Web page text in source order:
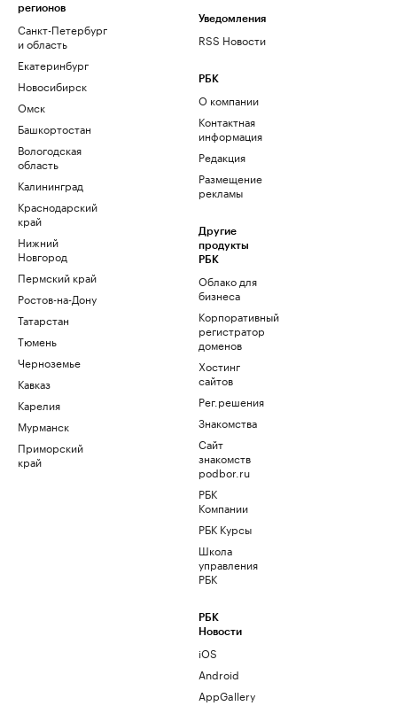
регионов
Санкт-Петербург
и область
Екатеринбург
Новосибирск
Омск
Башкортостан
Вологодская
область
Калининград
Краснодарский
край
Нижний
Новгород
Пермский край
Ростов-на-Дону
Татарстан
Тюмень
Черноземье
Кавказ
Карелия
Мурманск
Приморский
край
Уведомления
RSS Новости
РБК
О компании
Контактная
информация
Редакция
Размещение
рекламы
Другие
продукты
РБК
Облако для
бизнеса
Корпоративный
регистратор
доменов
Хостинг
сайтов
Рег.решения
Знакомства
Сайт
знакомств
podbor.ru
РБК
Компании
РБК Курсы
Школа
управления
РБК
РБК
Новости
iOS
Android
AppGallery